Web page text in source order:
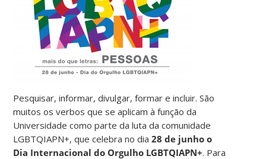
Pesquisar, informar, divulgar, formar e incluir. São
muitos os verbos que se aplicam à função da
Universidade como parte da luta da comunidade
LGBTQIAPN+, que celebra no dia28 de junho o
Dia Internacional do Orgulho LGBTQIAPN+. Para